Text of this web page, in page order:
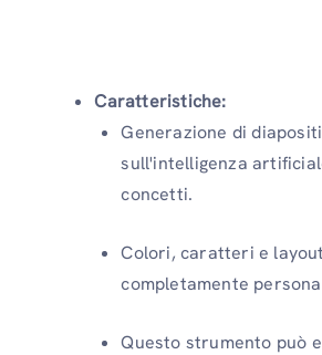
Caratteristiche:
Generazione di
sull'intelligenza
concetti.
Colori, caratteri e layout
completamente
Questo strumento può